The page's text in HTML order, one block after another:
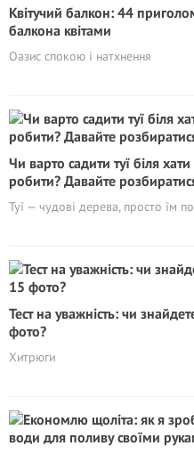
Квітучий балкон: 44
балкона квітами
Оазис спокою і натхнення
Чи варто садити туї біля
робити? Давайте
Туї — чудові дерева, просто їм
Тест на уважність: чи
фото?
Хитрюги